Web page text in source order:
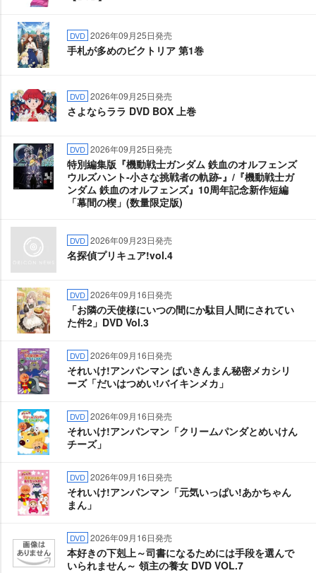
DVD 2026年09月25日発売
手札が多めのビクトリア 第1巻
DVD 2026年09月25日発売
さよならララ DVD BOX 上巻
DVD 2026年09月25日発売
特別編集版『機動戦士ガンダム 鉄血のオルフェンズ
ウルズハント-小さな挑戦者の軌跡-』/『機動戦士ガ
ンダム 鉄血のオルフェンズ』10周年記念新作短編
「幕間の楔」(数量限定版)
DVD 2026年09月23日発売
名探偵プリキュア!vol.4
DVD 2026年09月16日発売
「お隣の天使様にいつの間にか駄目人間にされてい
た件2」DVD Vol.3
DVD 2026年09月16日発売
それいけ!アンパンマン ばいきんまん秘密メカシリ
ーズ「だいはつめい!バイキンメカ」
DVD 2026年09月16日発売
それいけ!アンパンマン「クリームパンダとめいけん
チーズ」
DVD 2026年09月16日発売
それいけ!アンパンマン「元気いっぱい!あかちゃん
まん」
DVD 2026年09月16日発売
本好きの下剋上～司書になるためには手段を選んで
いられません～ 領主の養女 DVD VOL.7